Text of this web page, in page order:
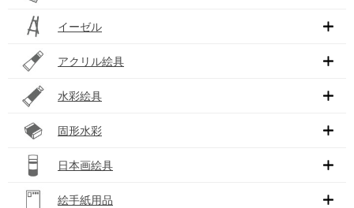
イーゼル
アクリル絵具
水彩絵具
固形水彩
日本画絵具
絵手紙用品